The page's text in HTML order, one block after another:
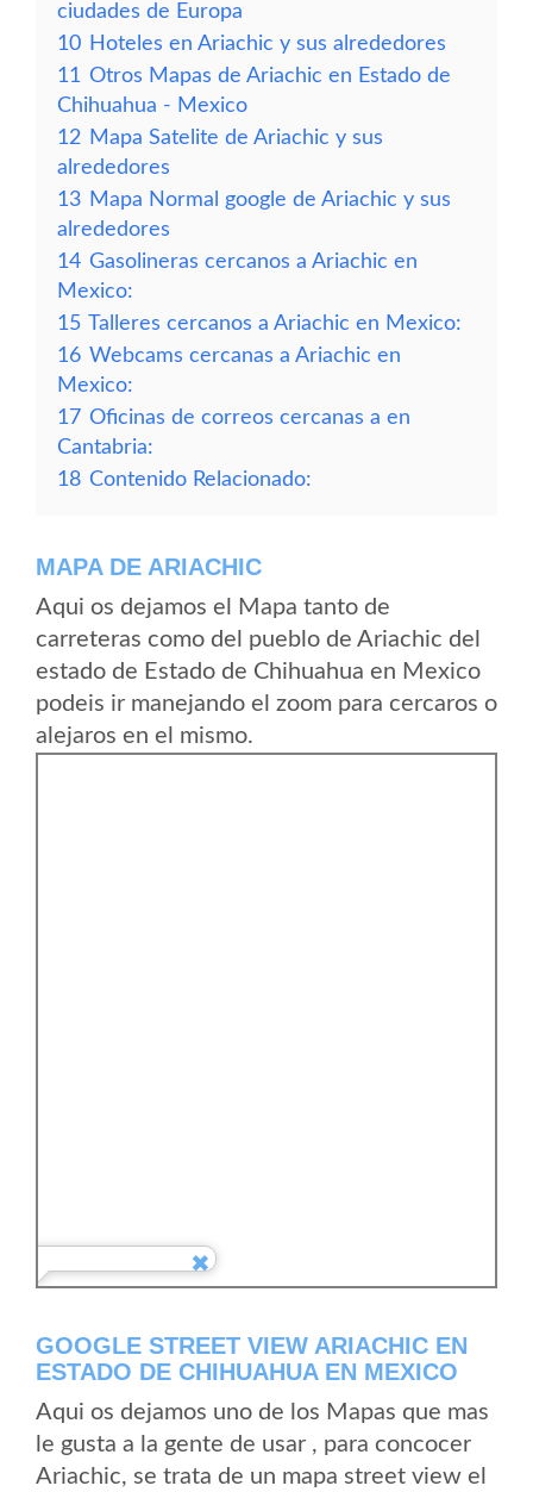
ciudades de Europa
10 Hoteles en Ariachic y sus alrededores
11 Otros Mapas de Ariachic en Estado de
Chihuahua - Mexico
12 Mapa Satelite de Ariachic y sus
alrededores
13 Mapa Normal google de Ariachic y sus
alrededores
14 Gasolineras cercanos a Ariachic en
Mexico:
15 Talleres cercanos a Ariachic en Mexico:
16 Webcams cercanas a Ariachic en
Mexico:
17 Oficinas de correos cercanas a en
Cantabria:
18 Contenido Relacionado:
MAPA DE ARIACHIC
Aqui os dejamos el Mapa tanto de
carreteras como del pueblo de Ariachic del
estado de Estado de Chihuahua en Mexico
podeis ir manejando el zoom para cercaros o
alejaros en el mismo.
GOOGLE STREET VIEW ARIACHIC EN
ESTADO DE CHIHUAHUA EN MEXICO
Aqui os dejamos uno de los Mapas que mas
le gusta a la gente de usar , para concocer
Ariachic, se trata de un mapa street view el